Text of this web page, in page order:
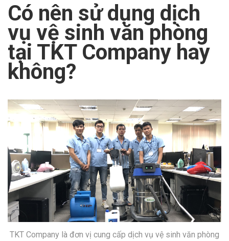
Có nên sử dụng dịch
vụ vệ sinh văn phòng
tại TKT Company hay
không?
TKT Company là đơn vị cung cấp dịch vụ vệ sinh văn phòng